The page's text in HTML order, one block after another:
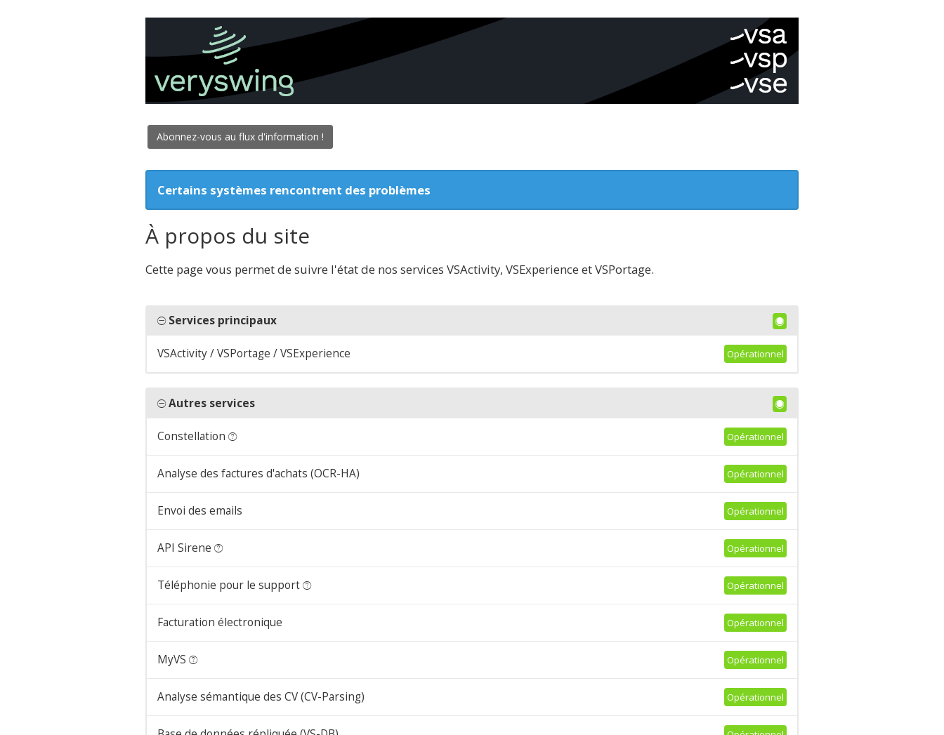
Abonnez-vous au flux d'information !
Certains systèmes rencontrent des problèmes
À propos du site
Cette page vous permet de suivre l'état de nos services VSActivity, VSExperience et VSPortage.
Services principaux
VSActivity / VSPortage / VSExperience Opérationnel
Autres services
Constellation Opérationnel
Analyse des factures d'achats (OCR-HA) Opérationnel
Envoi des emails Opérationnel
API Sirene Opérationnel
Téléphonie pour le support Opérationnel
Facturation électronique Opérationnel
MyVS Opérationnel
Analyse sémantique des CV (CV-Parsing) Opérationnel